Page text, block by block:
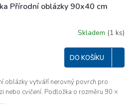
Přírodní oblázky 90x40 cm
Skladem (1 ks)
DO KOŠÍKU
oblázky vytváří nerovný povrch pro
nebo cvičení. Podložka o rozměru 90 ×